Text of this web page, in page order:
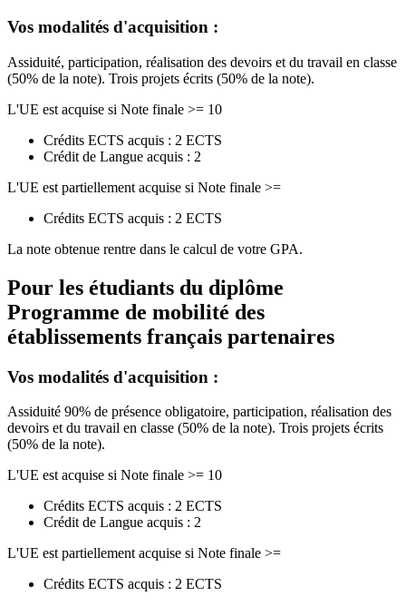
Vos modalités d'acquisition :
Assiduité, participation, réalisation des devoirs et du travail en classe
(50% de la note). Trois projets écrits (50% de la note).
L'UE est acquise si Note finale >= 10
Crédits ECTS acquis : 2 ECTS
Crédit de Langue acquis : 2
L'UE est partiellement acquise si Note finale >=
Crédits ECTS acquis : 2 ECTS
La note obtenue rentre dans le calcul de votre GPA.
Pour les étudiants du diplôme
Programme de mobilité des
établissements français partenaires
Vos modalités d'acquisition :
Assiduité 90% de présence obligatoire, participation, réalisation des
devoirs et du travail en classe (50% de la note). Trois projets écrits
(50% de la note).
L'UE est acquise si Note finale >= 10
Crédits ECTS acquis : 2 ECTS
Crédit de Langue acquis : 2
L'UE est partiellement acquise si Note finale >=
Crédits ECTS acquis : 2 ECTS